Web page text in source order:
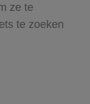
ze te
te zoeken